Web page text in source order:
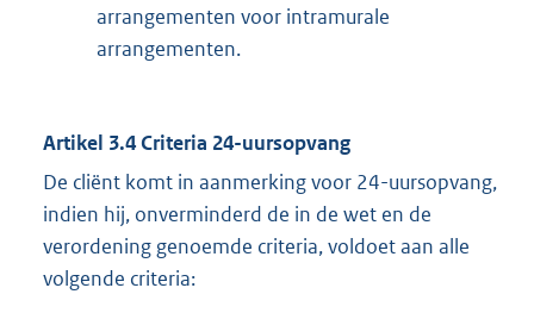
arrangementen voor intramurale
arrangementen.
Artikel 3.4 Criteria 24-uursopvang
De cliënt komt in aanmerking voor 24-uursopvang,
indien hij, onverminderd de in de wet en de
verordening genoemde criteria, voldoet aan alle
volgende criteria: